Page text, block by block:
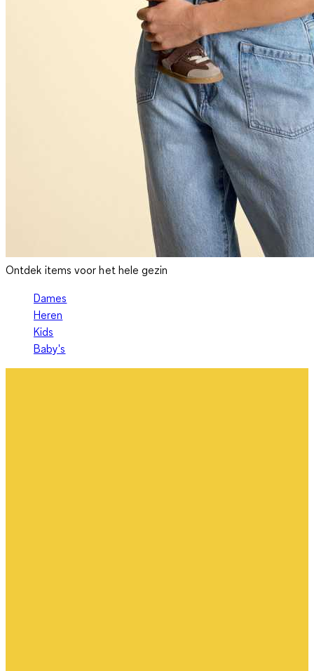
Ontdek items voor het hele gezin
Dames
Heren
Kids
Baby's